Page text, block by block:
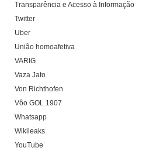
Transparência e Acesso à Informação
Twitter
Uber
União homoafetiva
VARIG
Vaza Jato
Von Richthofen
Vôo GOL 1907
Whatsapp
Wikileaks
YouTube